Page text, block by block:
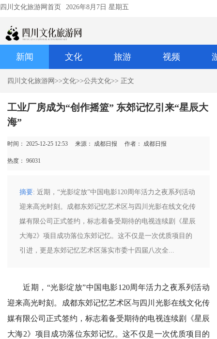
四川文化旅游网首页 2026年8月7日 星期五
新闻 文化 旅游 视频
四川文化旅游网 >>文化>>公共文化>> 正文
工业厂房成为“创作摇篮” 东郊记忆引来“星辰大
海”
时间： 2025-12-25 12:53 来源： 成都日报 作者： 成都日报
热度： 96031
摘要: 近期，“光影绽放”中国电影120周年活力之夜系列活动
迎来高光时刻。成都东郊记忆艺术区与四川光影在线文化传
媒有限公司正式签约，标志着备受期待的电视连续剧《星辰
大海2》项目成功落位东郊记忆。这不仅是一次优质项目的
引进，更是东郊记忆艺术区落实市委十四届八次全...
近期，“光影绽放”中国电影120周年活力之夜系列活动
迎来高光时刻。成都东郊记忆艺术区与四川光影在线文化传
媒有限公司正式签约，标志着备受期待的电视连续剧《星辰
大海2》项目成功落位东郊记忆。这不仅是一次优质项目的